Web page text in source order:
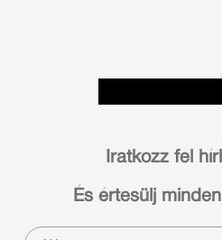
Iratkozz fel
És értesülj